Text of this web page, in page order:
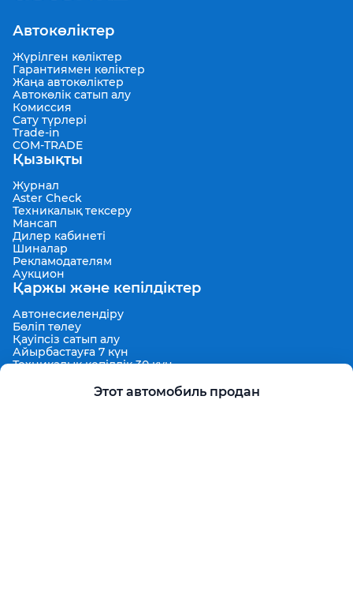
Этот автомобиль продан
Автокөліктер
Жүрілген көліктер
Гарантиямен көліктер
Жаңа автокөліктер
Автокөлік сатып алу
Комиссия
Сату түрлері
Trade-in
COM-TRADE
Қызықты
Журнал
Aster Check
Техникалық тексеру
Мансап
Дилер кабинеті
Шиналар
Рекламодателям
Аукцион
Қаржы және кепілдіктер
Автонесиелендіру
Бөліп төлеу
Қауіпсіз сатып алу
Айырбастауға 7 күн
Техникалық кепілдік 30 күн
Кепілдендірілген сатып алу бағасы